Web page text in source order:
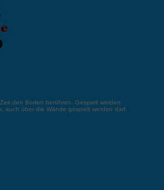
den Boden berühren. Gespielt werden
auch über die Wände gespielt werden darf.